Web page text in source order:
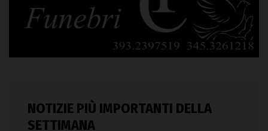
NOTIZIE PIÙ IMPORTANTI DELLA
SETTIMANA